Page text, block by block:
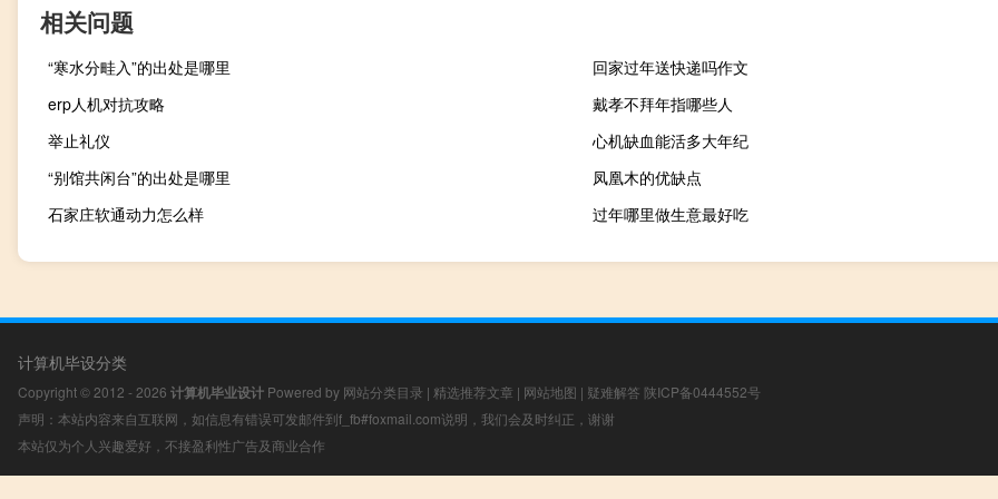
相关问题
“寒水分畦入”的出处是哪里
回家过年送快递吗作文
erp人机对抗攻略
戴孝不拜年指哪些人
举止礼仪
心机缺血能活多大年纪
“别馆共闲台”的出处是哪里
凤凰木的优缺点
石家庄软通动力怎么样
过年哪里做生意最好吃
计算机毕设分类
Copyright © 2012 - 2026 计算机毕业设计 Powered by 网站分类目录 | 精选推荐文章 | 网站地图 | 疑难解答 陕ICP备0444552号
声明：本站内容来自互联网，如信息有错误可发邮件到f_fb#foxmail.com说明，我们会及时纠正，谢谢
本站仅为个人兴趣爱好，不接盈利性广告及商业合作